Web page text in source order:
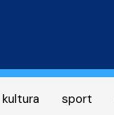
kultura sport